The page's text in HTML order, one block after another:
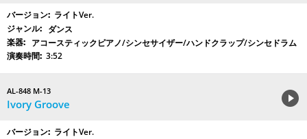
ライトVer.
ダンス
アコースティックピアノ/シンセサイザー/ハンドクラップ/シンセドラム
3:52
AL-848 M-13
Ivory Groove
ライトVer.